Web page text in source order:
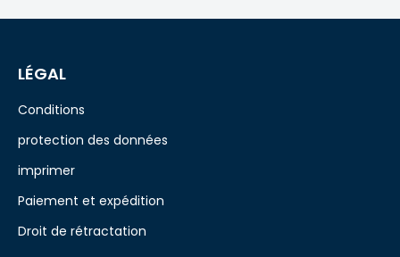
LÉGAL
Conditions
protection des données
imprimer
Paiement et expédition
Droit de rétractation